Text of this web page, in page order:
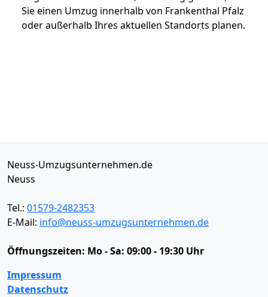
Sie einen Umzug innerhalb von Frankenthal Pfalz
oder außerhalb Ihres aktuellen Standorts planen.
Neuss-Umzugsunternehmen.de
Neuss
Tel.: 01579-2482353
E-Mail: info@neuss-umzugsunternehmen.de
Öffnungszeiten: Mo - Sa: 09:00 - 19:30 Uhr
Impressum
Datenschutz